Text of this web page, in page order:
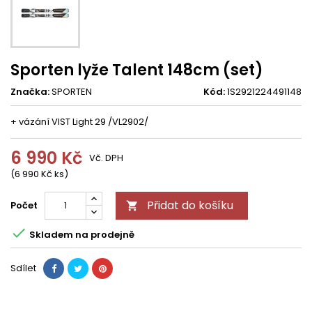
Sporten lyže Talent 148cm (set)
Značka:SPORTEN Kód:1S2921224491148
+ vázání VIST Light 29 /VL2902/
6 990 Kč
(6 990 Kč ks)
Vč. DPH
Počet  Přidat do košíku
 Skladem na prodejně
Sdílet